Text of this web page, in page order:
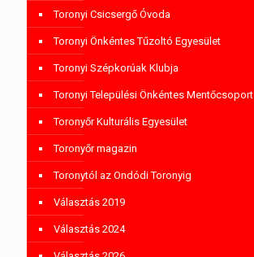
Toronyi Csicsergő Óvoda
Toronyi Önkéntes Tűzoltó Egyesület
Toronyi Szépkorúak Klubja
Toronyi Települési Önkéntes Mentőcsoport
Toronyőr Kulturális Egyesület
Toronyőr magazin
Toronytól az Ondódi Toronyig
Választás 2019
Választás 2024